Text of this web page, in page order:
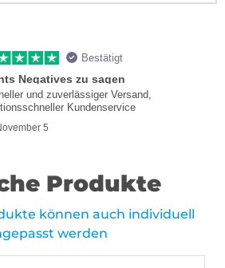
Bestätigt
Negatives zu sagen
und zuverlässiger Versand,
Kundenservice
5
Produkte
können auch individuell
werden